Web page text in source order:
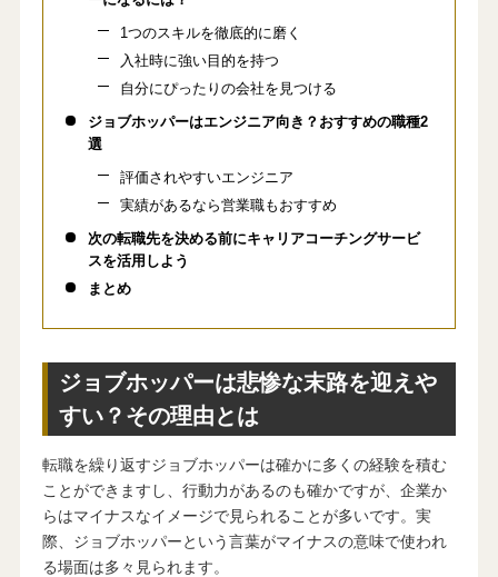
1つのスキルを徹底的に磨く
入社時に強い目的を持つ
自分にぴったりの会社を見つける
ジョブホッパーはエンジニア向き？おすすめの職種2
選
評価されやすいエンジニア
実績があるなら営業職もおすすめ
次の転職先を決める前にキャリアコーチングサービ
スを活用しよう
まとめ
ジョブホッパーは悲惨な末路を迎えや
すい？その理由とは
転職を繰り返すジョブホッパーは確かに多くの経験を積む
ことができますし、行動力があるのも確かですが、企業か
らはマイナスなイメージで見られることが多いです。実
際、ジョブホッパーという言葉がマイナスの意味で使われ
る場面は多々見られます。